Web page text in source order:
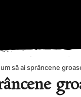
să ai sprâncene